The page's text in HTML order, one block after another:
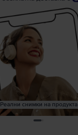
Реални снимки на продукта